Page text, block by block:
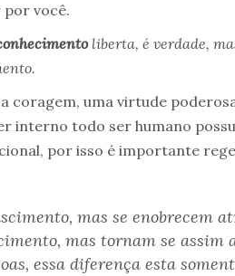
por você.
liberta, é verdade,
coragem, uma virtude
interno todo ser humano
por isso é importante
mas se enobrecem
mas tornam se assim
essa diferença esta